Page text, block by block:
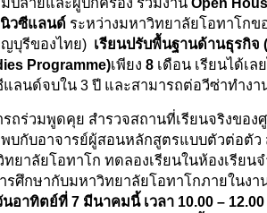
วซีแลนด์ ระหว่างมหาวิทยาลัยโอทาโก
บุรีของไทย) เรียนปรับพื้นฐานด้านธุรกิจ (
Programme)เพียง 8 เดือน เรียนได้เ
นด์จบใน 3 ปี และสามารถต่อวีซ่าทำงา
ถร่วมพูดคุย สำรวจสถานที่เรียนจริงของ
บกับอาจารย์ผู้สอนหลักสูตรแบบตัวต่อตั
ยาลัยโอทาโก ทดลองเรียนในห้องเรียน
ศึกษากับมหาวิทยาลัยโอทาโกภายในงา
นอาทิตย์ที่ 7 มีนาคมนี้ เวลา 10.00 –